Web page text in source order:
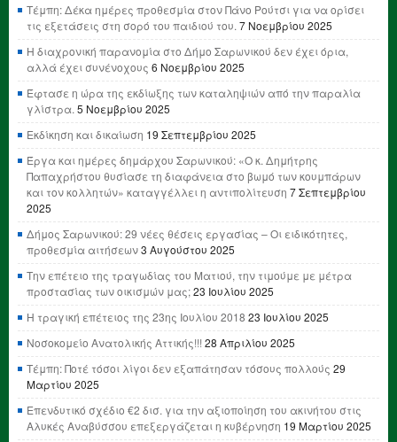
Τέμπη: Δέκα ημέρες προθεσμία στον Πάνο Ρούτσι για να ορίσει
τις εξετάσεις στη σορό του παιδιού του. 7 Νοεμβρίου 2025
Η διαχρονική παρανομία στο Δήμο Σαρωνικού δεν έχει όρια,
αλλά έχει συνένοχους 6 Νοεμβρίου 2025
Έφτασε η ώρα της εκδίωξης των καταληψιών από την παραλία
γλίστρα. 5 Νοεμβρίου 2025
Εκδίκηση και δικαίωση 19 Σεπτεμβρίου 2025
Έργα και ημέρες δημάρχου Σαρωνικού: «Ο κ. Δημήτρης
Παπαχρήστου θυσίασε τη διαφάνεια στο βωμό των κουμπάρων
και τον κολλητών» καταγγέλλει η αντιπολίτευση 7 Σεπτεμβρίου
2025
Δήμος Σαρωνικού: 29 νέες θέσεις εργασίας – Οι ειδικότητες,
προθεσμία αιτήσεων3 Αυγούστου 2025
Την επέτειο της τραγωδίας του Ματιού, την τιμούμε με μέτρα
προστασίας των οικισμών μας;23 Ιουλίου 2025
Η τραγική επέτειος της 23ης Ιουλίου 2018 23 Ιουλίου 2025
Νοσοκομείο Ανατολικής Αττικής!!! 28 Απριλίου 2025
Τέμπη: Ποτέ τόσοι λίγοι δεν εξαπάτησαν τόσους πολλούς 29
Μαρτίου 2025
Επενδυτικό σχέδιο €2 δισ. για την αξιοποίηση του ακινήτου στις
Αλυκές Αναβύσσου επεξεργάζεται η κυβέρνηση 19 Μαρτίου 2025